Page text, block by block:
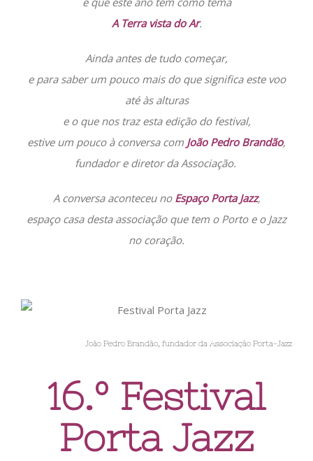
A Terra vista do Ar.
Ainda antes de tudo começar,
e para saber um pouco mais do que significa este voo
até às alturas
e o que nos traz esta edição do festival,
estive um pouco à conversa com João Pedro Brandão,
fundador e diretor da Associação.
A conversa aconteceu no Espaço Porta Jazz,
espaço casa desta associação que tem o Porto e o Jazz
no coração.
João Pedro Brandão, fundador da Associação Porta-Jazz
16.º Festival
Porta Jazz